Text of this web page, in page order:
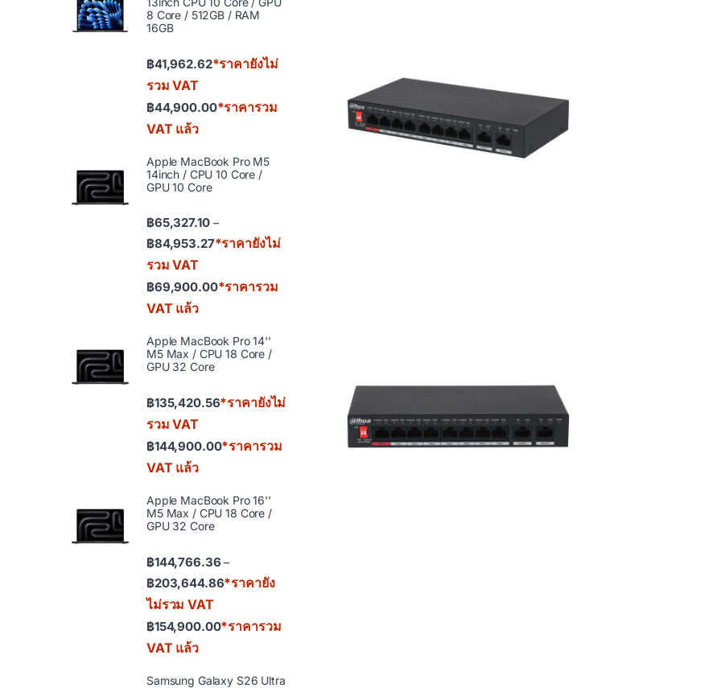
8 Core / 512GB / RAM
16GB
฿41,962.62*ราคายังไม่
รวม VAT
฿44,900.00*ราคารวม
VAT แล้ว
Apple MacBook Pro M5
14inch / CPU 10 Core /
GPU 10 Core
฿65,327.10 –
฿84,953.27Price range: ฿65,327.10 through ฿84,953.27
*ราคายังไม่
รวม VAT
฿69,900.00*ราคารวม
VAT แล้ว
Apple MacBook Pro 14''
M5 Max / CPU 18 Core /
GPU 32 Core
฿135,420.56*ราคายังไม่
รวม VAT
฿144,900.00*ราคารวม
VAT แล้ว
Apple MacBook Pro 16''
M5 Max / CPU 18 Core /
GPU 32 Core
฿144,766.36 –
฿203,644.86Price range: ฿144,766.36 through ฿203,644.86
*ราคายัง
ไม่รวม VAT
฿154,900.00*ราคารวม
VAT แล้ว
Samsung Galaxy S26 Ultra